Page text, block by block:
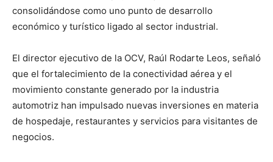
consolidándose como uno punto de desarrollo
económico y turístico ligado al sector industrial.
El director ejecutivo de la OCV, Raúl Rodarte Leos, señaló
que el fortalecimiento de la conectividad aérea y el
movimiento constante generado por la industria
automotriz han impulsado nuevas inversiones en materia
de hospedaje, restaurantes y servicios para visitantes de
negocios.